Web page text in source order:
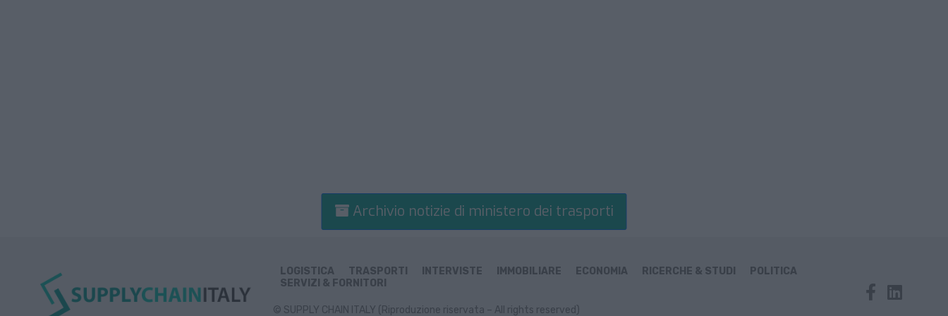
Archivio notizie di ministero dei trasporti
LOGISTICA TRASPORTI INTERVISTE IMMOBILIARE ECONOMIA RICERCHE & STUDI
POLITICA
SERVIZI & FORNITORI
© SUPPLY CHAIN ITALY (Riproduzione riservata – All rights reserved)